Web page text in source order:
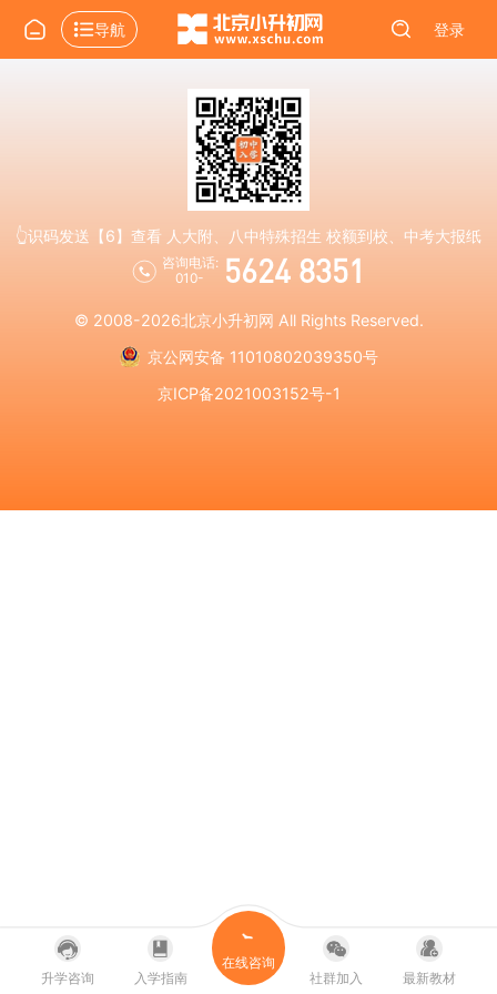
导航 登录
👆识码发送【6】查看 人大附、八中特殊招生 校额到校、中考大报纸
咨询电话:
010-
5624 8351
© 2008-2026北京小升初网 All Rights Reserved.
京公网安备 11010802039350号
京ICP备2021003152号-1
升学咨询 入学指南
在线咨询
社群加入
最新教材